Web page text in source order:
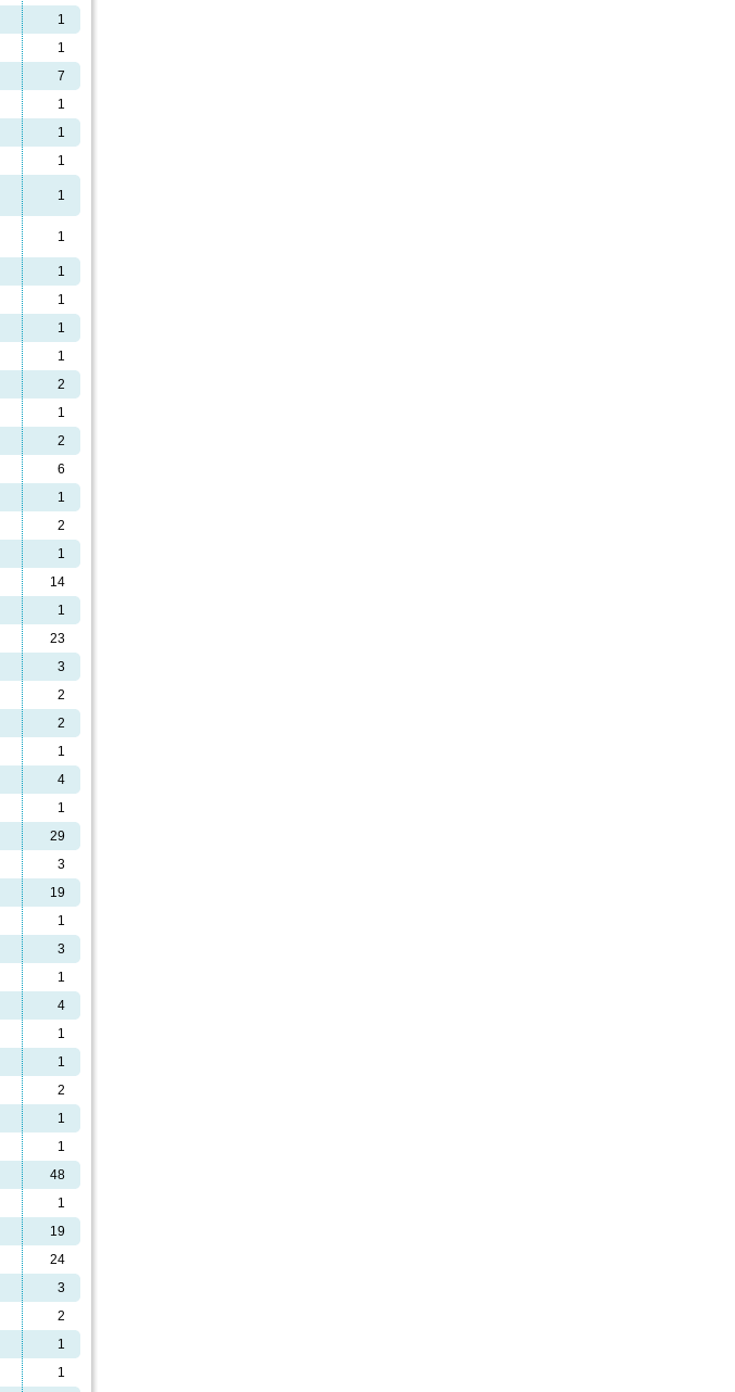
1
1
7
1
1
1
1
1
1
1
1
1
2
1
2
6
1
2
1
14
1
23
3
2
2
1
4
1
29
3
19
1
3
1
4
1
1
2
1
1
48
1
19
24
3
2
1
1